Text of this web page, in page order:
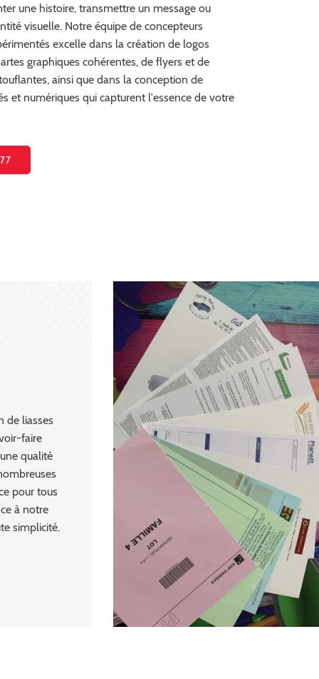
une histoire, transmettre un message ou
visuelle. Notre équipe de concepteurs
excelle dans la création de logos
graphiques cohérentes, de flyers et de
ainsi que dans la conception de
et numériques qui capturent l'essence de votre
de liasses
faire
qualité
pour tous
à notre
simplicité.